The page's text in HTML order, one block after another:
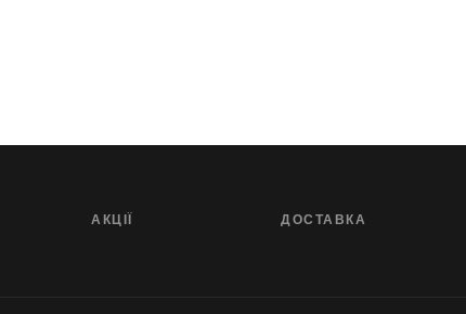
АКЦІЇ ДОСТАВКА